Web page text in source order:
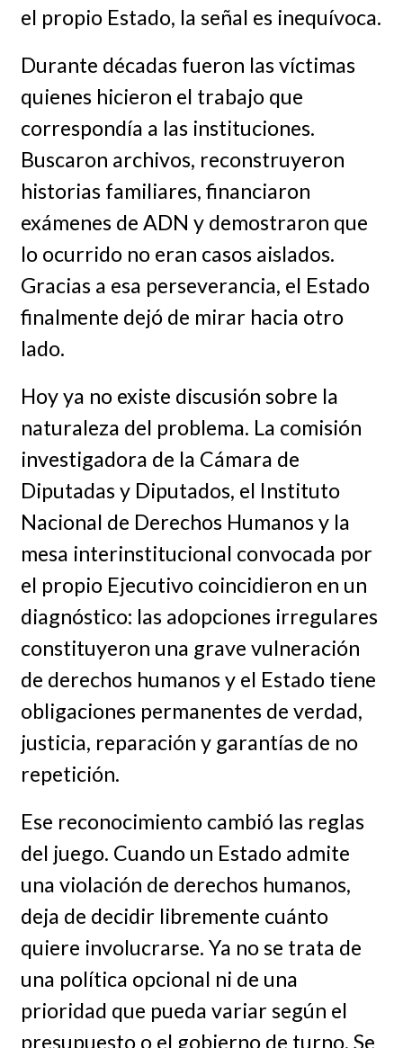
el propio Estado, la señal es inequívoca.
Durante décadas fueron las víctimas
quienes hicieron el trabajo que
correspondía a las instituciones.
Buscaron archivos, reconstruyeron
historias familiares, financiaron
exámenes de ADN y demostraron que
lo ocurrido no eran casos aislados.
Gracias a esa perseverancia, el Estado
finalmente dejó de mirar hacia otro
lado.
Hoy ya no existe discusión sobre la
naturaleza del problema. La comisión
investigadora de la Cámara de
Diputadas y Diputados, el Instituto
Nacional de Derechos Humanos y la
mesa interinstitucional convocada por
el propio Ejecutivo coincidieron en un
diagnóstico: las adopciones irregulares
constituyeron una grave vulneración
de derechos humanos y el Estado tiene
obligaciones permanentes de verdad,
justicia, reparación y garantías de no
repetición.
Ese reconocimiento cambió las reglas
del juego. Cuando un Estado admite
una violación de derechos humanos,
deja de decidir libremente cuánto
quiere involucrarse. Ya no se trata de
una política opcional ni de una
prioridad que pueda variar según el
presupuesto o el gobierno de turno. Se